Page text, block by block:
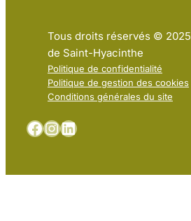
Tous droits réservés ©
de Saint-Hyacinthe
Politique de confidentialité
Politique de gestion des cookies
Conditions générales du site
Facebook
Instagram
LinkedIn